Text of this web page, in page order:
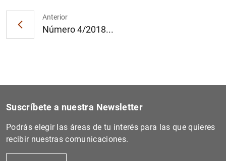
Anterior
Número 4/2018...
Suscríbete a nuestra Newsletter
Podrás elegir las áreas de tu interés para las que quieres
recibir nuestras comunicaciones.